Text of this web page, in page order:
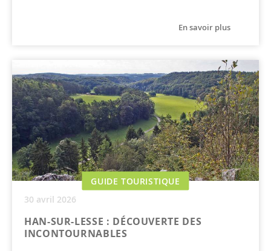
En savoir plus
GUIDE TOURISTIQUE
30 avril 2026
HAN-SUR-LESSE : DÉCOUVERTE DES
INCONTOURNABLES